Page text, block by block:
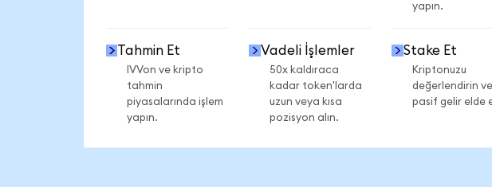
yapın.
Tahmin Et
IVVon ve kripto
tahmin
piyasalarında işlem
yapın.
Vadeli İşlemler
50x kaldıraca
kadar token'larda
uzun veya kısa
pozisyon alın.
Stake Et
Kriptonuzu
değerlendirin ve
pasif gelir elde